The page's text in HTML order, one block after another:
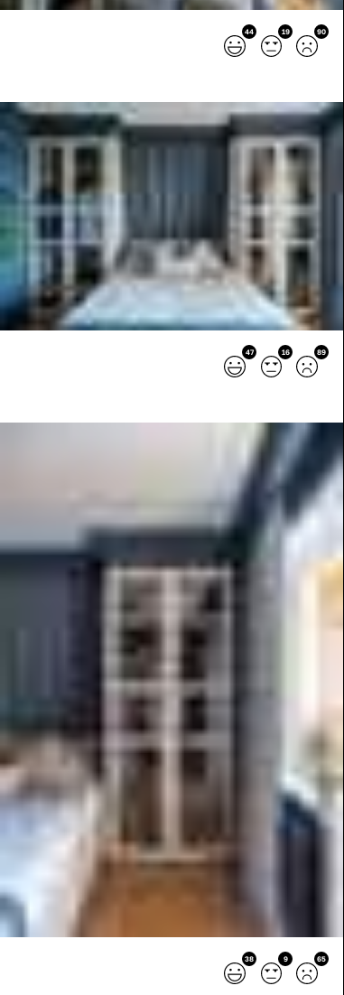
44 19 90
47 16 89
38 9 65